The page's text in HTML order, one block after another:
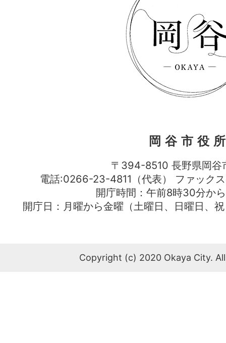
岡谷市役
〒394-8510 長野県岡谷
電話:0266-23-4811（代表） ファッ
開庁時間：午前8時30分か
開庁日：月曜から金曜（土曜日、日曜日、
Copyright (c) 2020 Okaya City.